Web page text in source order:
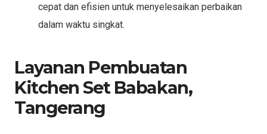
cepat dan efisien untuk menyelesaikan perbaikan
dalam waktu singkat.
Layanan Pembuatan
Kitchen Set Babakan,
Tangerang